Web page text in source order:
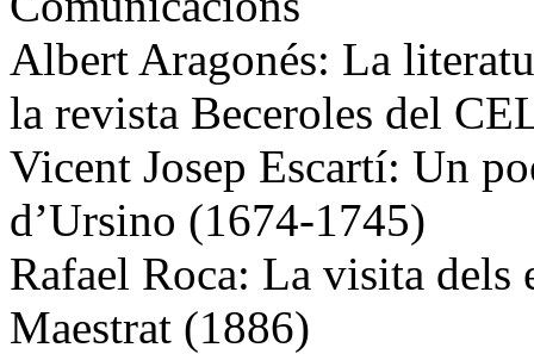
Albert Aragonés: La
la revista Beceroles del
Vicent Josep Escartí: Un
d’Ursino (1674-1745)
Rafael Roca: La visita dels
Maestrat (1886)